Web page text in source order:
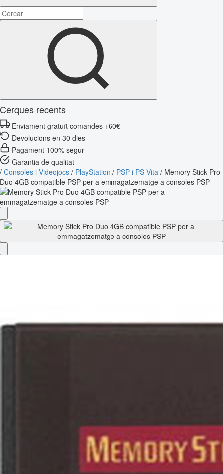
Cerques recents
Enviament gratuït comandes +60€
Devolucions en 30 dies
Pagament 100% segur
Garantia de qualitat
/ Consoles i Videojocs / PlayStation / PSP i PS Vita / Memory Stick Pro
Duo 4GB compatible PSP per a emmagatzematge a consoles PSP